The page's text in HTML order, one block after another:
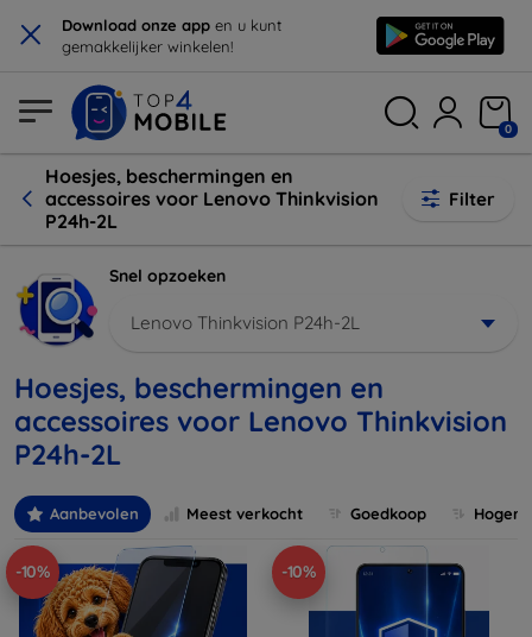
× Download onze app en u kunt
gemakkelijker winkelen!
0
Hoesjes, beschermingen en
accessoires voor Lenovo Thinkvision
P24h-2L
Filter
Snel opzoeken
Lenovo Thinkvision P24h-2L
Hoesjes, beschermingen en
accessoires voor Lenovo Thinkvision
P24h-2L
Aanbevolen Meest verkocht Goedkoop
-10% -10%